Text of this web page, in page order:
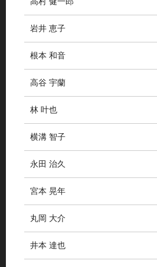
岩井 恵子
根本 和音
高谷 宇蘭
林 叶也
横溝 智子
永田 治久
宮本 晃年
丸岡 大介
井本 達也